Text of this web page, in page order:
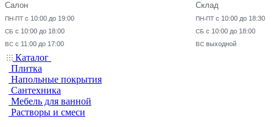
Салон
ПН-ПТ с 10:00 до 19:00
СБ с 10:00 до 18:00
ВС с 11:00 до 17:00
Склад
ПН-ПТ с 10:00 до 18:30
СБ с 10:00 до 18:00
ВС выходной
Каталог
Плитка
Напольные покрытия
Сантехника
Мебель для ванной
Растворы и смеси